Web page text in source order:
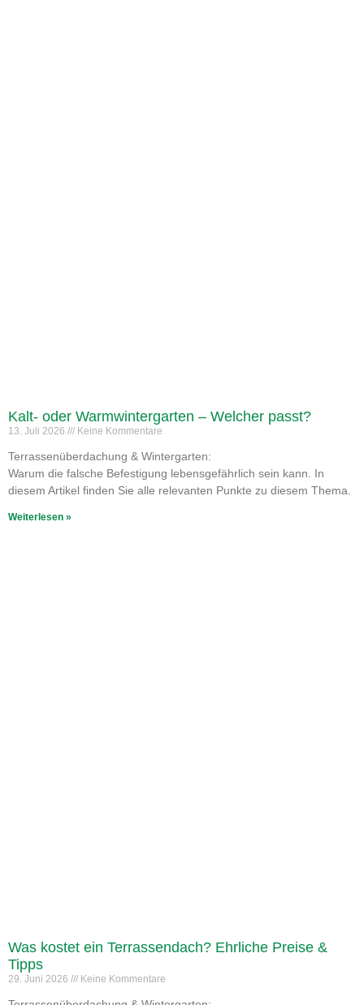
Kalt- oder Warmwintergarten – Welcher passt?
13. Juli 2026 Keine Kommentare
Terrassenüberdachung & Wintergarten:
Warum die falsche Befestigung lebensgefährlich sein kann. In
diesem Artikel finden Sie alle relevanten Punkte zu diesem Thema.
Weiterlesen »
Was kostet ein Terrassendach? Ehrliche Preise &
Tipps
29. Juni 2026 Keine Kommentare